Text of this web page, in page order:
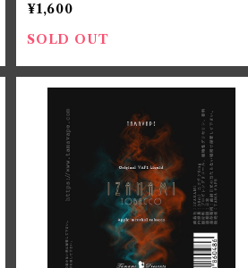
¥1,600
SOLD OUT